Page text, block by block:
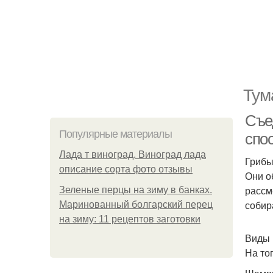
Популярные материалы
Лада т виноград. Виноград лада
описание сорта фото отзывы
Зеленые перцы на зиму в банках.
Маринованный болгарский перец
на зиму: 11 рецептов заготовки
Они
Виды
На